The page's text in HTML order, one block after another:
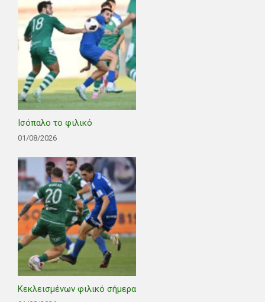
Ισόπαλο το φιλικό
01/08/2026
Κεκλεισμένων φιλικό σήμερα